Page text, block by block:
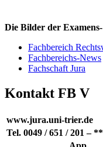
Die Bilder der
Fachbereich
Fachbereichs-News
Fachschaft Jura
Kontakt FB V
www.jura.uni-trier.de
Tel. 0049 / 651 / 201 –